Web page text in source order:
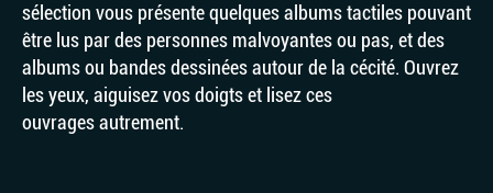
sélection vous présente quelques albums tactiles pouvant
être lus par des personnes malvoyantes ou pas, et des
albums ou bandes dessinées autour de la cécité. Ouvrez
les yeux, aiguisez vos doigts et lisez ces
ouvrages autrement.